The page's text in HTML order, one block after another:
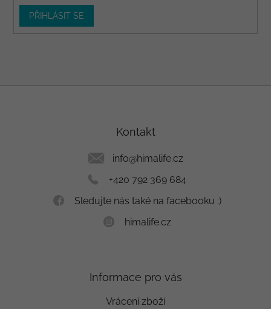
PŘIHLÁSIT SE
Kontakt
info@himalife.cz
+420 792 369 684
Sledujte nás také na facebooku :)
himalife.cz
Informace pro vás
Vrácení zboží